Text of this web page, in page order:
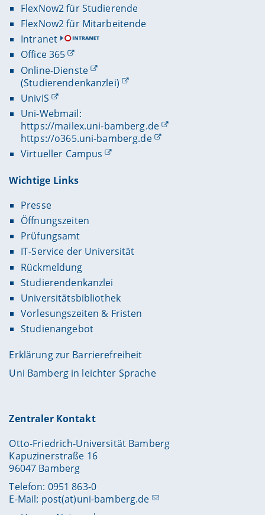
FlexNow2 für Studierende
FlexNow2 für Mitarbeitende
Intranet
Office 365
Online-Dienste
(Studierendenkanzlei)
UnivIS
Uni-Webmail:
https://mailex.uni-bamberg.de
https://o365.uni-bamberg.de
Virtueller Campus
Wichtige Links
Presse
Öffnungszeiten
Prüfungsamt
IT-Service der Universität
Rückmeldung
Studierendenkanzlei
Universitätsbibliothek
Vorlesungszeiten & Fristen
Studienangebot
Erklärung zur Barrierefreiheit
Uni Bamberg in leichter Sprache
Zentraler Kontakt
Otto-Friedrich-Universität Bamberg
Kapuzinerstraße 16
96047 Bamberg
Telefon: 0951 863-0
E-Mail: post(at)uni-bamberg.de